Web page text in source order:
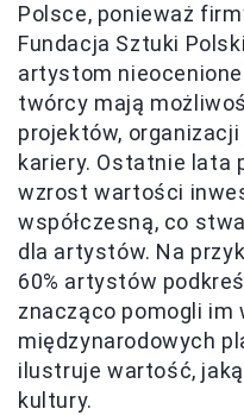
Polsce, ponieważ
Fundacja Sztuki
artystom
twórcy mają
projektów,
kariery. Ostatnie lata
wzrost wartości
współczesną, co
dla artystów. Na
60% artystów
znacząco pomogli im
międzynarodowych
ilustruje wartość,
kultury.